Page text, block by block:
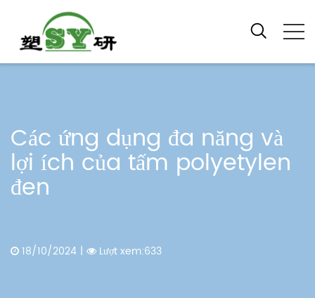
Các ứng dụng đa năng và
lợi ích của tấm polyetylen
đen
18/10/2024 | Lượt xem:633